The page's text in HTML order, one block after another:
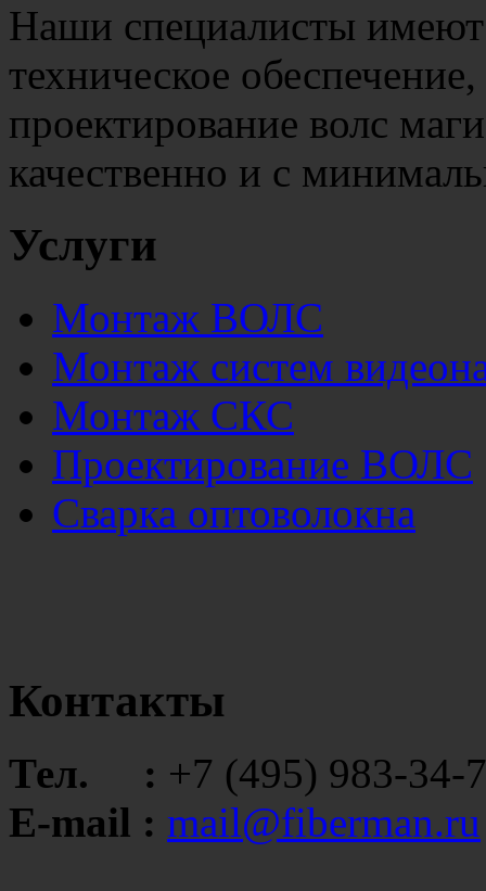
Наши специалисты
техническое
проектирование волс
качественно и с
Услуги
Монтаж ВОЛС
Монтаж систем
Монтаж СКС
Проектирование ВОЛС
Сварка оптоволокна
Контакты
Тел. : +7 (495) 983-34-
E-mail : mail@fiberman.ru